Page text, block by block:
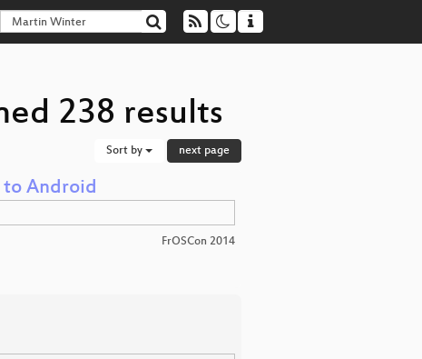
238 results
Sort by next page
to Android
FrOSCon 2014